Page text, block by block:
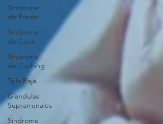
Síndrome
de Prader
Síndrome
de Conn
Síndrome
de Cushing
Talla Baja
Glandulas
Suprarrenales
Síndrome